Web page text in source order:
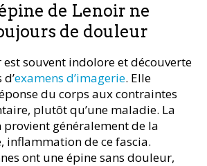
de Lenoir ne
de douleur
est souvent indolore et découverte
examens d’imagerie. Elle
du corps aux contraintes
plutôt qu’une maladie. La
généralement de la
inflammation de ce fascia.
ont une épine sans douleur,